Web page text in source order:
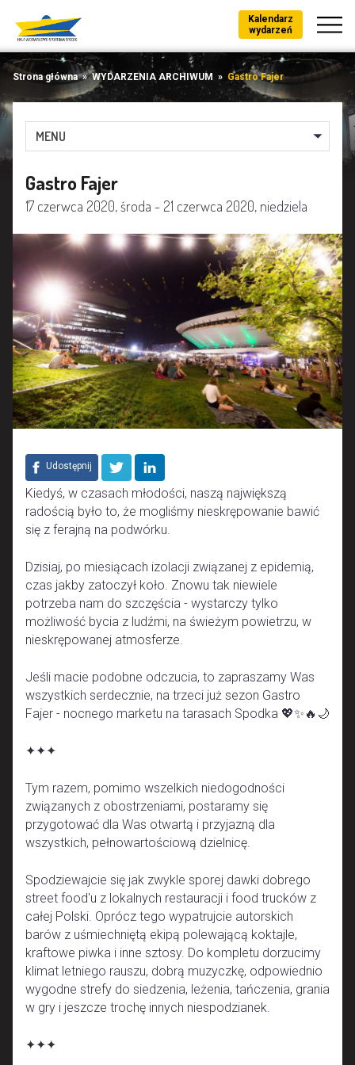
Kalendarz
wydarzeń
Strona główna»WYDARZENIA ARCHIWUM » Gastro Fajer
MENU
Gastro Fajer
17 czerwca 2020, środa - 21 czerwca 2020, niedziela
Udostępnij
Kiedyś, w czasach młodości, naszą największą
radością było to, że mogliśmy nieskrępowanie bawić
się z ferajną na podwórku.
Dzisiaj, po miesiącach izolacji związanej z epidemią,
czas jakby zatoczył koło. Znowu tak niewiele
potrzeba nam do szczęścia - wystarczy tylko
możliwość bycia z ludźmi, na świeżym powietrzu, w
nieskrępowanej atmosferze.
Jeśli macie podobne odczucia, to zapraszamy Was
wszystkich serdecznie, na trzeci już sezon Gastro
Fajer - nocnego marketu na tarasach Spodka 💖✨🔥🌙
✦✦✦
Tym razem, pomimo wszelkich niedogodności
związanych z obostrzeniami, postaramy się
przygotować dla Was otwartą i przyjazną dla
wszystkich, pełnowartościową dzielnicę.
Spodziewajcie się jak zwykle sporej dawki dobrego
street food'u z lokalnych restauracji i food trucków z
całej Polski. Oprócz tego wypatrujcie autorskich
barów z uśmiechniętą ekipą polewającą koktajle,
kraftowe piwka i inne sztosy. Do kompletu dorzucimy
klimat letniego rauszu, dobrą muzyczkę, odpowiednio
wygodne strefy do siedzenia, leżenia, tańczenia, grania
w gry i jeszcze trochę innych niespodzianek.
✦✦✦